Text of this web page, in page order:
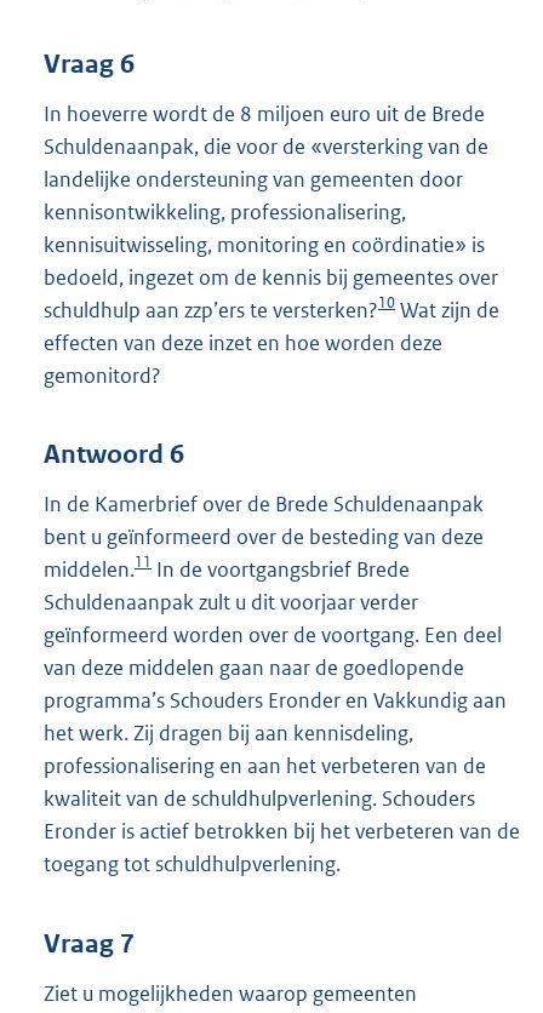
Vraag 6
In hoeverre wordt de 8 miljoen euro uit de Brede
Schuldenaanpak, die voor de «versterking van de
landelijke ondersteuning van gemeenten door
kennisontwikkeling, professionalisering,
kennisuitwisseling, monitoring en coördinatie» is
bedoeld, ingezet om de kennis bij gemeentes over
schuldhulp aan zzp’ers te versterken?10 Wat zijn de
effecten van deze inzet en hoe worden deze
gemonitord?
Antwoord 6
In de Kamerbrief over de Brede Schuldenaanpak
bent u geïnformeerd over de besteding van deze
middelen.11 In de voortgangsbrief Brede
Schuldenaanpak zult u dit voorjaar verder
geïnformeerd worden over de voortgang. Een deel
van deze middelen gaan naar de goedlopende
programma’s Schouders Eronder en Vakkundig aan
het werk. Zij dragen bij aan kennisdeling,
professionalisering en aan het verbeteren van de
kwaliteit van de schuldhulpverlening. Schouders
Eronder is actief betrokken bij het verbeteren van de
toegang tot schuldhulpverlening.
Vraag 7
Ziet u mogelijkheden waarop gemeenten